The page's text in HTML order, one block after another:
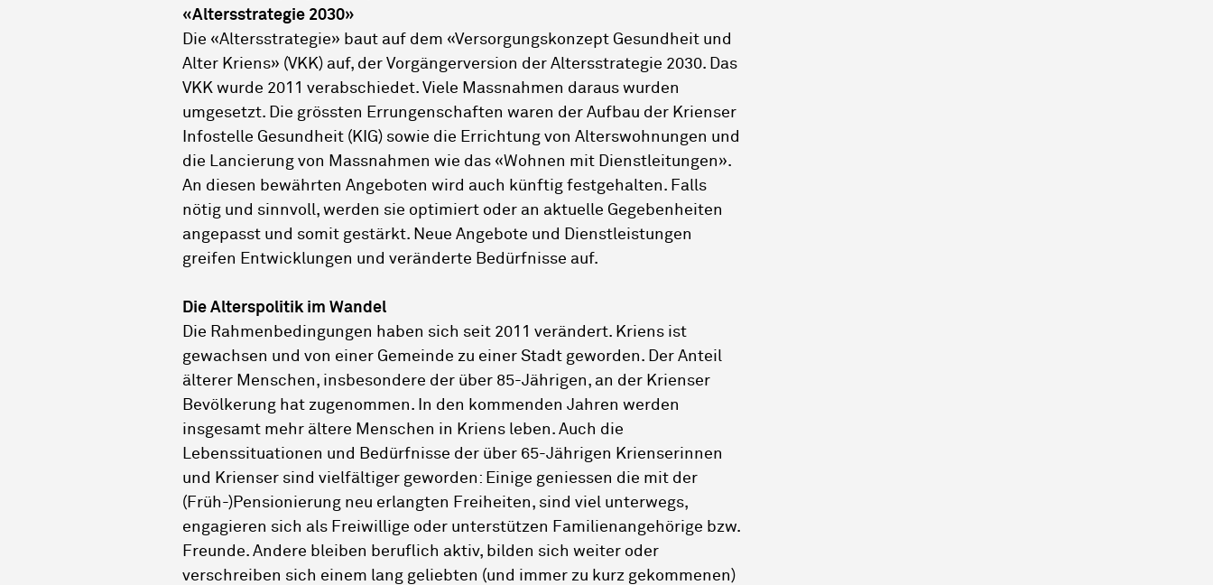
«Altersstrategie 2030»
Die «Altersstrategie» baut auf dem «Versorgungskonzept Gesundheit und
Alter Kriens» (VKK) auf, der Vorgängerversion der Altersstrategie 2030. Das
VKK wurde 2011 verabschiedet. Viele Massnahmen daraus wurden
umgesetzt. Die grössten Errungenschaften waren der Aufbau der Krienser
Infostelle Gesundheit (KIG) sowie die Errichtung von Alterswohnungen und
die Lancierung von Massnahmen wie das «Wohnen mit Dienstleitungen».
An diesen bewährten Angeboten wird auch künftig festgehalten. Falls
nötig und sinnvoll, werden sie optimiert oder an aktuelle Gegebenheiten
angepasst und somit gestärkt. Neue Angebote und Dienstleistungen
greifen Entwicklungen und veränderte Bedürfnisse auf.
Die Alterspolitik im Wandel
Die Rahmenbedingungen haben sich seit 2011 verändert. Kriens ist
gewachsen und von einer Gemeinde zu einer Stadt geworden. Der Anteil
älterer Menschen, insbesondere der über 85-Jährigen, an der Krienser
Bevölkerung hat zugenommen. In den kommenden Jahren werden
insgesamt mehr ältere Menschen in Kriens leben. Auch die
Lebenssituationen und Bedürfnisse der über 65-Jährigen Krienserinnen
und Krienser sind vielfältiger geworden: Einige geniessen die mit der
(Früh-)Pensionierung neu erlangten Freiheiten, sind viel unterwegs,
engagieren sich als Freiwillige oder unterstützen Familienangehörige bzw.
Freunde. Andere bleiben beruflich aktiv, bilden sich weiter oder
verschreiben sich einem lang geliebten (und immer zu kurz gekommenen)